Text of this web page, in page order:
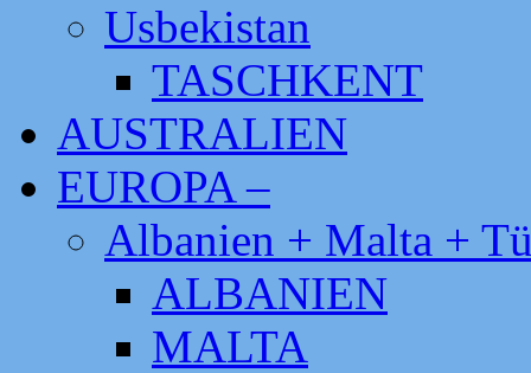
Usbekistan
TASCHKENT
AUSTRALIEN
EUROPA –
Albanien + Malta +
ALBANIEN
MALTA